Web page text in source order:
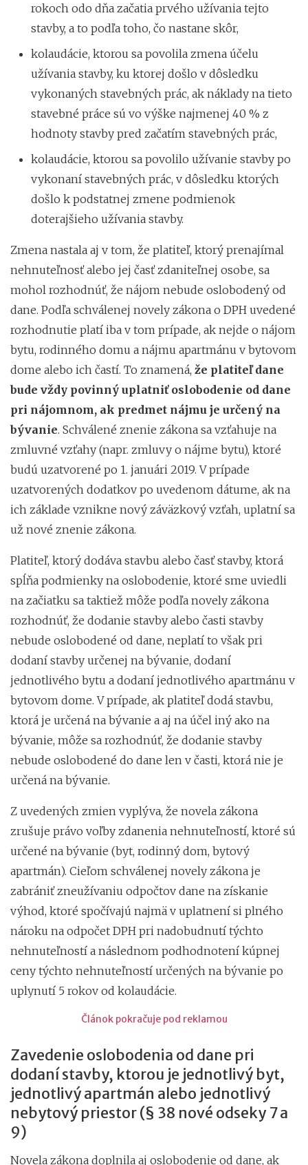
rokoch odo dňa začatia prvého užívania tejto
stavby, a to podľa toho, čo nastane skôr,
kolaudácie, ktorou sa povolila zmena účelu
užívania stavby, ku ktorej došlo v dôsledku
vykonaných stavebných prác, ak náklady na tieto
stavebné práce sú vo výške najmenej 40 % z
hodnoty stavby pred začatím stavebných prác,
kolaudácie, ktorou sa povolilo užívanie stavby po
vykonaní stavebných prác, v dôsledku ktorých
došlo k podstatnej zmene podmienok
doterajšieho užívania stavby.
Zmena nastala aj v tom, že platiteľ, ktorý prenajímal
nehnuteľnosť alebo jej časť zdaniteľnej osobe, sa
mohol rozhodnúť, že nájom nebude oslobodený od
dane. Podľa schválenej novely zákona o DPH uvedené
rozhodnutie platí iba v tom prípade, ak nejde o nájom
bytu, rodinného domu a nájmu apartmánu v bytovom
dome alebo ich častí. To znamená, že platiteľ dane
bude vždy povinný uplatniť oslobodenie od dane
pri nájomnom, ak predmet nájmu je určený na
bývanie. Schválené znenie zákona sa vzťahuje na
zmluvné vzťahy (napr. zmluvy o nájme bytu), ktoré
budú uzatvorené po 1. januári 2019. V prípade
uzatvorených dodatkov po uvedenom dátume, ak na
ich základe vznikne nový záväzkový vzťah, uplatní sa
už nové znenie zákona.
Platiteľ, ktorý dodáva stavbu alebo časť stavby, ktorá
spĺňa podmienky na oslobodenie, ktoré sme uviedli
na začiatku sa taktiež môže podľa novely zákona
rozhodnúť, že dodanie stavby alebo časti stavby
nebude oslobodené od dane, neplatí to však pri
dodaní stavby určenej na bývanie, dodaní
jednotlivého bytu a dodaní jednotlivého apartmánu v
bytovom dome. V prípade, ak platiteľ dodá stavbu,
ktorá je určená na bývanie a aj na účel iný ako na
bývanie, môže sa rozhodnúť, že dodanie stavby
nebude oslobodené do dane len v časti, ktorá nie je
určená na bývanie.
Z uvedených zmien vyplýva, že novela zákona
zrušuje právo voľby zdanenia nehnuteľností, ktoré sú
určené na bývanie (byt, rodinný dom, bytový
apartmán). Cieľom schválenej novely zákona je
zabrániť zneužívaniu odpočtov dane na získanie
výhod, ktoré spočívajú najmä v uplatnení si plného
nároku na odpočet DPH pri nadobudnutí týchto
nehnuteľností a následnom podhodnotení kúpnej
ceny týchto nehnuteľností určených na bývanie po
uplynutí 5 rokov od kolaudácie.
Článok pokračuje pod reklamou
Zavedenie oslobodenia od dane pri
dodaní stavby, ktorou je jednotlivý byt,
jednotlivý apartmán alebo jednotlivý
nebytový priestor (§ 38 nové odseky 7 a
9)
Novela zákona doplnila aj oslobodenie od dane, ak